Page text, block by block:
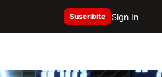
Suscribite Sign In